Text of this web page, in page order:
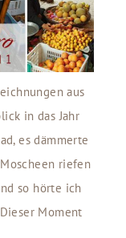
aus
in das Jahr
es dämmerte
riefen
so hörte ich
Moment